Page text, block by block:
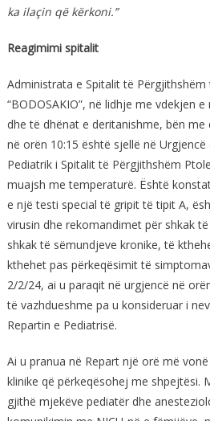
ka ilaçin që kërkoni.”
Reagimimi spitalit
Administrata e Spitalit të
“BODOSAKIO”, në lidhje me vdekjen
dhe të dhënat e deritanishme, bën me
në orën 10:15 është sjellë në
Pediatrik i Spitalit të Përgjithshëm
muajsh me temperaturë. Është
e një testi special të gripit të tipit A,
virusin dhe rekomandimet për shkak
shkak të sëmundjeve kronike, të
kthehet pas përkeqësimit të
2/2/24, ai u paraqit në urgjencë në
të vazhdueshme pa u konsideruar i
Repartin e Pediatrisë.
Ai u pranua në Repart një orë më
klinike që përkeqësohej me shpejtësi.
gjithë mjekëve pediatër dhe